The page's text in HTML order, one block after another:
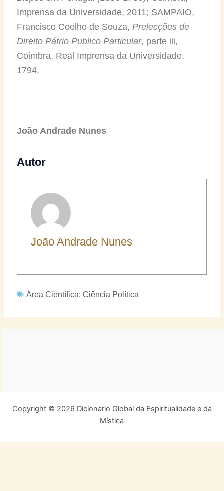
Imprensa da Universidade, 2011; SAMPAIO,
Francisco Coelho de Souza, Prelecções de
Direito Pátrio Publico Particular, parte iii,
Coimbra, Real Imprensa da Universidade,
1794.
João Andrade Nunes
Autor
João Andrade Nunes
Área Científica: Ciência Política
Copyright © 2026 Dicionario Global da Espiritualidade e da
Mística